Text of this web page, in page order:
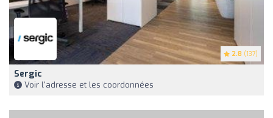
2.8 (137)
Sergic
Voir l'adresse et les coordonnées